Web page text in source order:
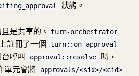
狀態。
是共享的。 turn-orchestrator
註冊了一個 turn::on_approval
呼叫 approval::resolve 時，
單元會將
approvals/<sid>/<cid>